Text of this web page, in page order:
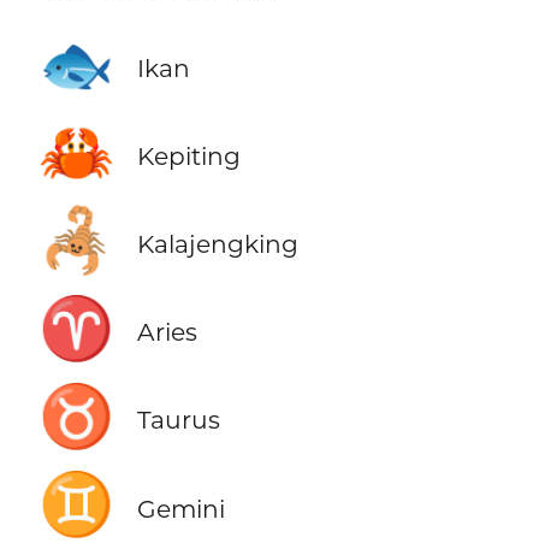
🐟 Ikan
🦀 Kepiting
🦂 Kalajengking
♈ Aries
♉ Taurus
♊ Gemini